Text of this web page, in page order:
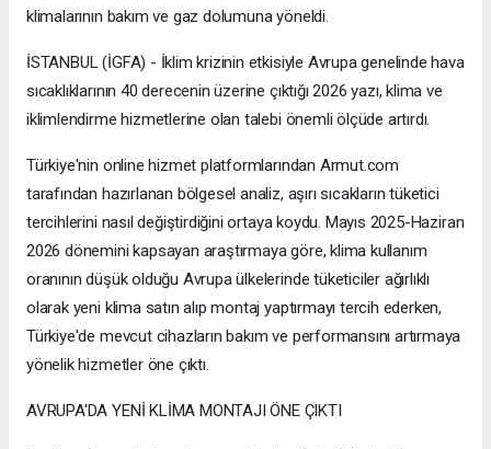
klimalarının bakım ve gaz dolumuna yöneldi.
İSTANBUL (İGFA) - İklim krizinin etkisiyle Avrupa genelinde hava
sıcaklıklarının 40 derecenin üzerine çıktığı 2026 yazı, klima ve
iklimlendirme hizmetlerine olan talebi önemli ölçüde artırdı.
Türkiye'nin online hizmet platformlarından Armut.com
tarafından hazırlanan bölgesel analiz, aşırı sıcakların tüketici
tercihlerini nasıl değiştirdiğini ortaya koydu. Mayıs 2025-Haziran
2026 dönemini kapsayan araştırmaya göre, klima kullanım
oranının düşük olduğu Avrupa ülkelerinde tüketiciler ağırlıklı
olarak yeni klima satın alıp montaj yaptırmayı tercih ederken,
Türkiye'de mevcut cihazların bakım ve performansını artırmaya
yönelik hizmetler öne çıktı.
AVRUPA'DA YENİ KLİMA MONTAJI ÖNE ÇIKTI